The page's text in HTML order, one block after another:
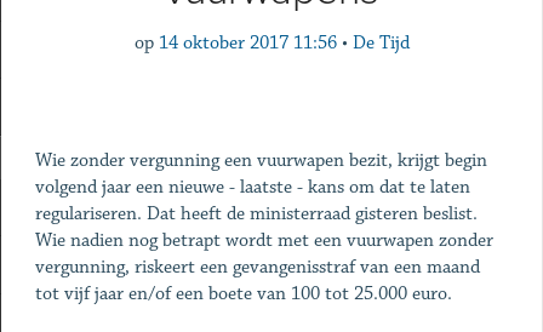
op 14 oktober 2017 11:56 • De Tijd
Wie zonder vergunning een vuurwapen bezit, krijgt begin
volgend jaar een nieuwe - laatste - kans om dat te laten
regulariseren. Dat heeft de ministerraad gisteren beslist.
Wie nadien nog betrapt wordt met een vuurwapen zonder
vergunning, riskeert een gevangenisstraf van een maand
tot vijf jaar en/of een boete van 100 tot 25.000 euro.